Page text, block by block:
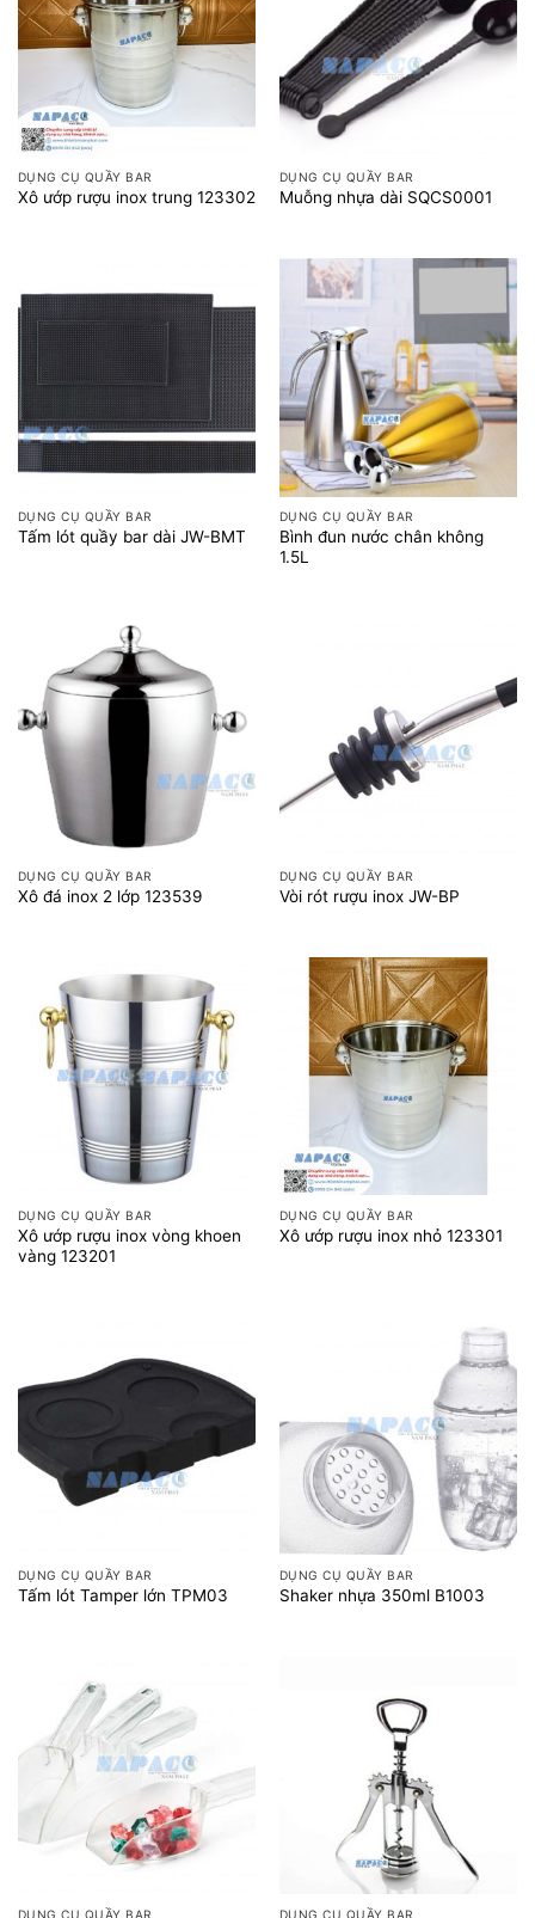
DỤNG CỤ QUẦY BAR
Xô ướp rượu inox trung 123302
DỤNG CỤ QUẦY BAR
Muỗng nhựa dài SQCS0001
DỤNG CỤ QUẦY BAR
Tấm lót quầy bar dài JW-BMT
DỤNG CỤ QUẦY BAR
Bình đun nước chân không
1.5L
DỤNG CỤ QUẦY BAR
Xô đá inox 2 lớp 123539
DỤNG CỤ QUẦY BAR
Vòi rót rượu inox JW-BP
DỤNG CỤ QUẦY BAR
Xô ướp rượu inox vòng khoen
vàng 123201
DỤNG CỤ QUẦY BAR
Xô ướp rượu inox nhỏ 123301
DỤNG CỤ QUẦY BAR
Tấm lót Tamper lớn TPM03
DỤNG CỤ QUẦY BAR
Shaker nhựa 350ml B1003
DỤNG CỤ QUẦY BAR DỤNG CỤ QUẦY BAR